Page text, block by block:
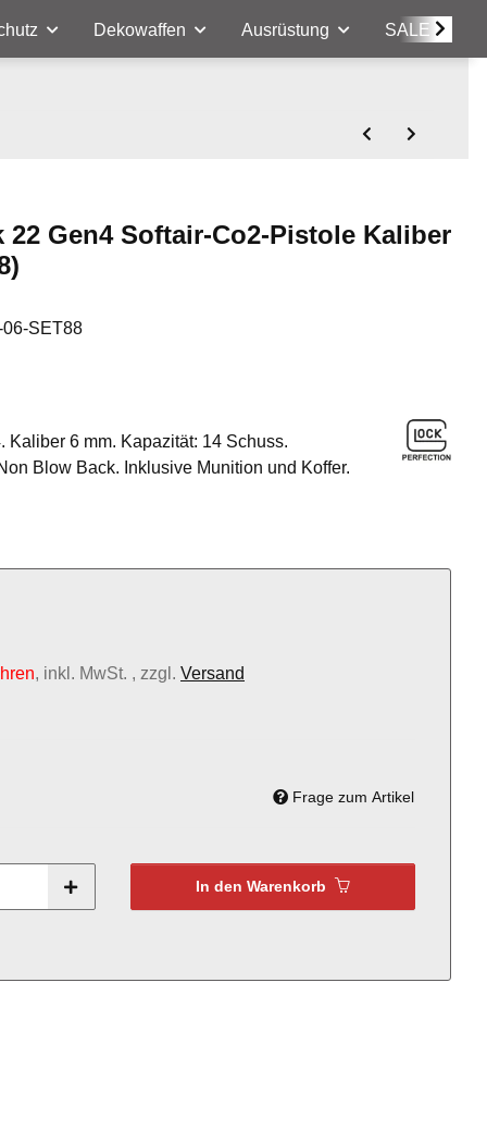
Dekowaffen Ausrüstung SALE
Gen4 Softair-Co2-Pistole Kaliber
SET88
Kaliber 6 mm. Kapazität: 14 Schuss.
Blow Back. Inklusive Munition und Koffer.
, inkl. MwSt. , zzgl. Versand
Frage zum Artikel
In den Warenkorb